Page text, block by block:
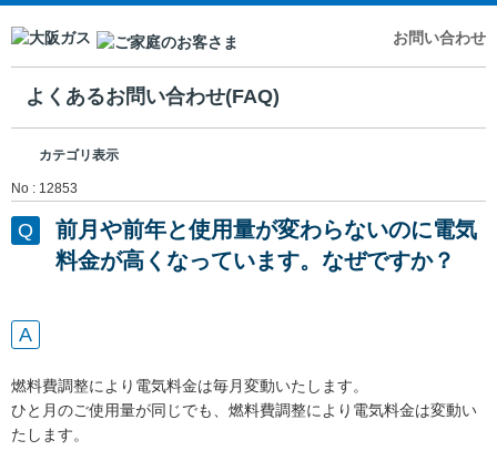
お問い合わせ
よくあるお問い合わせ(FAQ)
カテゴリ表示
No : 12853
前月や前年と使用量が変わらないのに電気
料金が高くなっています。なぜですか？
燃料費調整により電気料金は毎月変動いたします。
ひと月のご使用量が同じでも、燃料費調整により電気料金は変動い
たします。